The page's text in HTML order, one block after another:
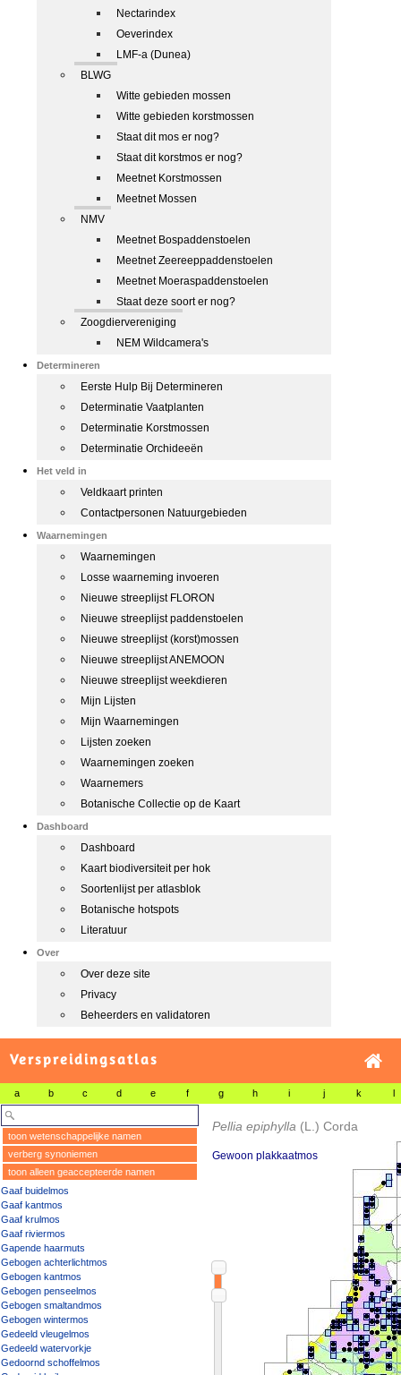
Nectarindex
Oeverindex
LMF-a (Dunea)
BLWG
Witte gebieden mossen
Witte gebieden korstmossen
Staat dit mos er nog?
Staat dit korstmos er nog?
Meetnet Korstmossen
Meetnet Mossen
NMV
Meetnet Bospaddenstoelen
Meetnet Zeereeppaddenstoelen
Meetnet Moeraspaddenstoelen
Staat deze soort er nog?
Zoogdiervereniging
NEM Wildcamera's
Determineren
Eerste Hulp Bij Determineren
Determinatie Vaatplanten
Determinatie Korstmossen
Determinatie Orchideeën
Het veld in
Veldkaart printen
Contactpersonen Natuurgebieden
Waarnemingen
Waarnemingen
Losse waarneming invoeren
Nieuwe streeplijst FLORON
Nieuwe streeplijst paddenstoelen
Nieuwe streeplijst (korst)mossen
Nieuwe streeplijst ANEMOON
Nieuwe streeplijst weekdieren
Mijn Lijsten
Mijn Waarnemingen
Lijsten zoeken
Waarnemingen zoeken
Waarnemers
Botanische Collectie op de Kaart
Dashboard
Dashboard
Kaart biodiversiteit per hok
Soortenlijst per atlasblok
Botanische hotspots
Literatuur
Over
Over deze site
Privacy
Beheerders en validatoren
Verspreidingsatlas
a b c d e f g h i j k l
toon wetenschappelijke namen
verberg synoniemen
toon alleen geaccepteerde namen
Gaaf buidelmos
Gaaf kantmos
Gaaf krulmos
Gaaf riviermos
Gapende haarmuts
Gebogen achterlichtmos
Gebogen kantmos
Gebogen penseelmos
Gebogen smaltandmos
Gebogen wintermos
Gedeeld vleugelmos
Gedeeld watervorkje
Gedoornd schoffelmos
Pellia epiphylla (L.) Corda
Gewoon plakkaatmos